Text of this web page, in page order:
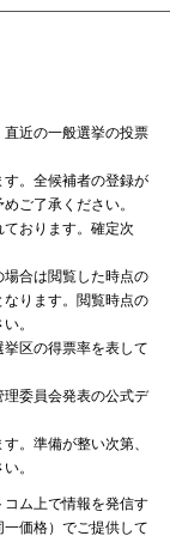
近の一般選挙の投票
。全候補者の登録が
ご了承ください。
おります。確定次
合は閲覧した時点の
ります。閲覧時点の
。
区の得票率を表して
委員会発表の公式デ
。準備が整い次第、
。
ム上で情報を発信す
価格）でご提供して